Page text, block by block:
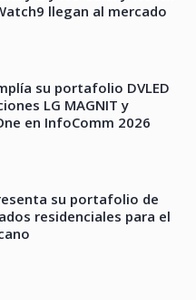
llegan al mercado
su portafolio DVLED
LG MAGNIT y
en InfoComm 2026
su portafolio de
residenciales para el